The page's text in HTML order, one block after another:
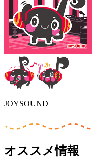
JOYSOUND
オススメ情報